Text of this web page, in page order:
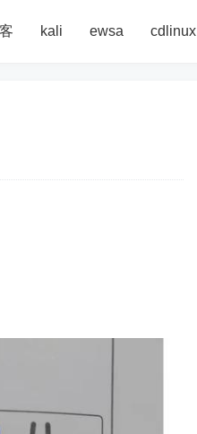
kali ewsa cdlinux